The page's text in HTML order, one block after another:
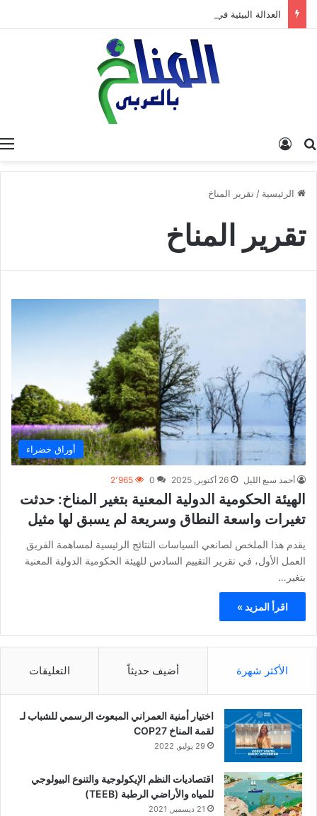
البحث عن
الرئيسية / تقرير المناخ
تقرير المناخ
أوراق خضراء
أحمد سبع الليل 26 أكتوبر, 2025 0 2٬965
الهيئة الحكومية الدولية المعنية بتغير المناخ: حدثت
تغيرات واسعة النطاق وسريعة لم يسبق لها مثيل
يقدم هذا الملخص لصانعي السياسات النتائج الرئيسية لمساهمة الفريق
العمل الأول، في تقرير التقييم السادس للهيئة الحكومية الدولية المعنية
بتغير…
اقرأ المزيد »
الأكثر شهرة أضيف حديثاً التعليقات
اختيار أمنية العمراني المبعوث الرسمي للشباب لـ
لقمة المناخ COP27
29 يوليو, 2022
اقتصاديات النظم الإيكولوجية والتنوع البيولوجي
للمياه والأراضي الرطبة (TEEB)
21 ديسمبر, 2021